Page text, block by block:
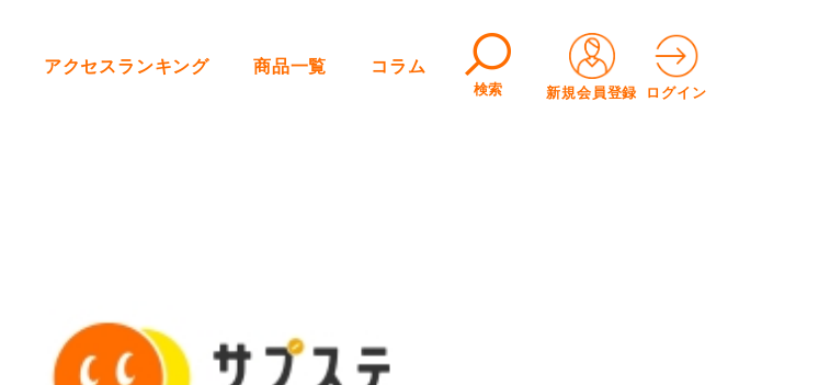
アクセスランキング 商品一覧 コラム
検索 新規会員登録 ログイン